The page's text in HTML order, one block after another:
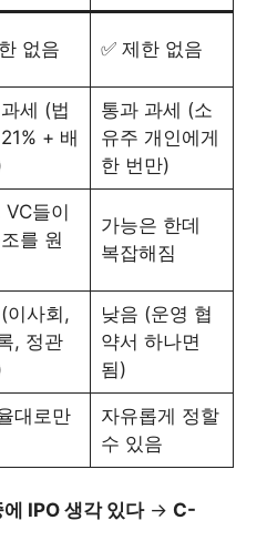
없음 ✅ 제한 없음
세 (법
+ 배
통과 과세 (소
유주 개인에게
한 번만)
VC들이
를 원
가능은 한데
복잡해짐
이사회,
, 정관
낮음 (운영 협
약서 하나면
됨)
대로만
자유롭게 정할
수 있음
IPO 생각 있다→ C-